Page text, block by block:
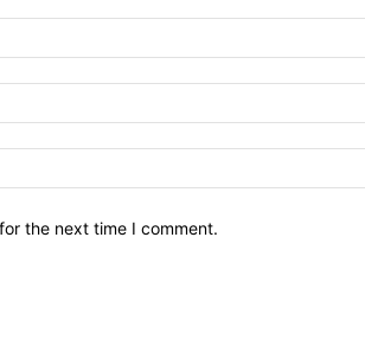
the next time I comment.